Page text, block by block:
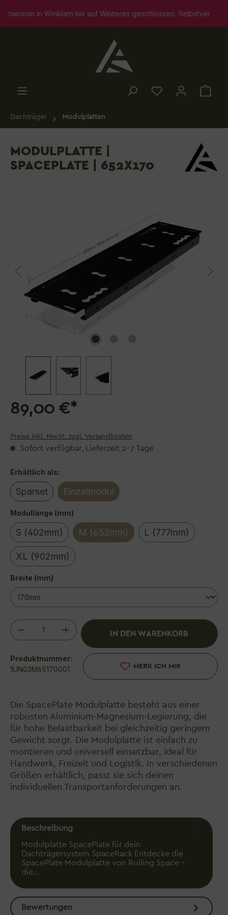
springenbis auf Weiteres geschlossen. Selbstverständlich stehen
Dachträger Modulplatten
MODULPLATTE |
SPACEPLATE | 652X170
89,00 €*
Preise inkl. MwSt. zzgl. Versandkosten
Sofort verfügbar, Lieferzeit 2–7 Tage
Erhältlich als:
Sparset(Diese Option ist zurzeit nicht verfügbar.)
Einzelmodul
Modullänge (mm)
S (402mm) M (652mm) L (777mm)
XL (902mm)
Breite (mm)
Produkt Anzahl: Gib den gewünschten
IN DEN WARENKORB
MERK ICH MIR
Produktnummer:
1UN03M65170001
Die SpacePlate Modulplatte besteht aus einer
robusten Aluminium-Magnesium-Legierung, die
für hohe Belastbarkeit bei gleichzeitig geringem
Gewicht sorgt. Die Modulplatte ist einfach zu
montieren und universell einsetzbar, ideal für
Handwerk, Freizeit und Logistik. In verschiedenen
Größen erhältlich, passt sie sich deinen
individuellen Transportanforderungen an.
Beschreibung
Modulplatte SpacePlate für dein
Dachträgersystem SpaceRack Entdecke die
SpacePlate Modulplatte von Rolling Space –
die…
Bewertungen